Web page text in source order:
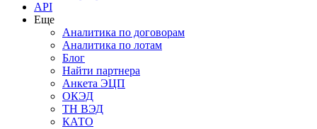
API
Еще
Аналитика по договорам
Аналитика по лотам
Блог
Найти партнера
Анкета ЭЦП
ОКЭД
ТН ВЭД
КАТО